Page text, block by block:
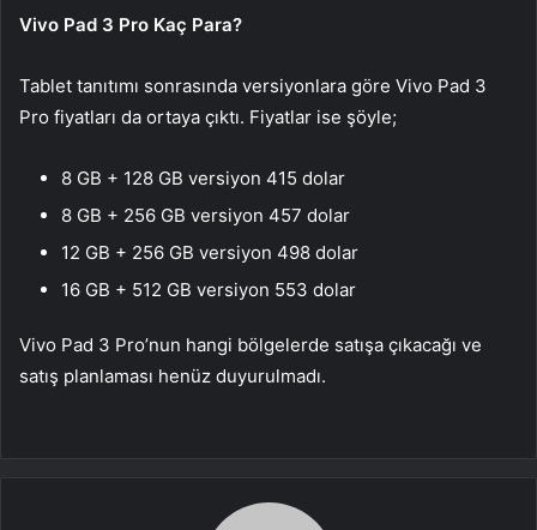
Vivo Pad 3 Pro Kaç Para?
Tablet tanıtımı sonrasında versiyonlara göre Vivo Pad 3
Pro fiyatları da ortaya çıktı. Fiyatlar ise şöyle;
8 GB + 128 GB versiyon 415 dolar
8 GB + 256 GB versiyon 457 dolar
12 GB + 256 GB versiyon 498 dolar
16 GB + 512 GB versiyon 553 dolar
Vivo Pad 3 Pro’nun hangi bölgelerde satışa çıkacağı ve
satış planlaması henüz duyurulmadı.